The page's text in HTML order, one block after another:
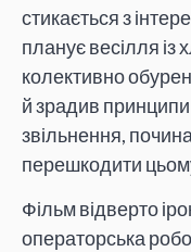
стикається з
планує весілля із
колективно
й зрадив принципи
звільнення,
перешкодити
Фільм відверто
операторська